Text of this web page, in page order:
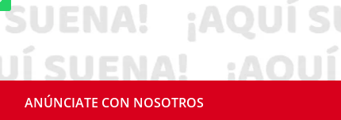
ANÚNCIATE CON NOSOTROS